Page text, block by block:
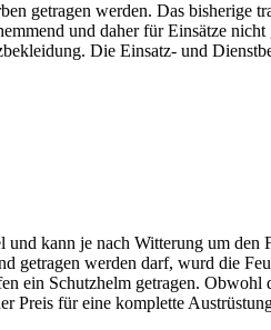
getragen werden. Das bisherige
und daher für Einsätze
Die Einsatz- und
kann je nach Witterung um
getragen werden darf, wurd die
ein Schutzhelm getragen.
Preis für eine komplette